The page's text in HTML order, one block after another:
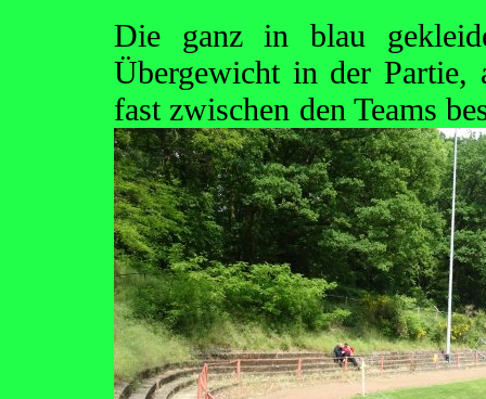
Die ganz in blau
Übergewicht in der Partie,
fast zwischen den Teams